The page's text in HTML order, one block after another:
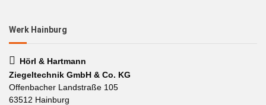
Werk Hainburg
Hörl & Hartmann
Ziegeltechnik GmbH & Co. KG
Offenbacher Landstraße 105
63512 Hainburg